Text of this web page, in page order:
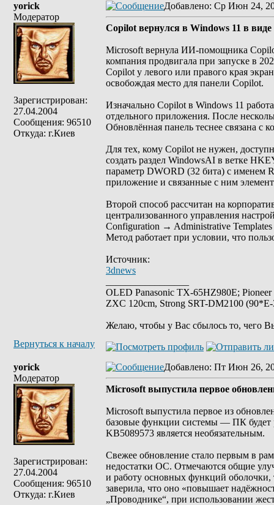
yorick
Модератор
Зарегистрирован:
27.04.2004
Сообщения: 96510
Откуда: г.Киев
Добавлено: Ср Июн 24,
Copilot вернулся в Windows 11 в
Microsoft вернула ИИ-помощника
компания продвигала при запуске в
Copilot у левого или правого края
освобождая место для панели Copilot.
Изначально Copilot в Windows 11
отдельного приложения. После
Обновлённая панель теснее связана
Для тех, кому Copilot не нужен,
создать раздел WindowsAI в ветке
параметр DWORD (32 бита) с именем
приложение и связанные с ним
Второй способ рассчитан на
централизованного управления
Configuration → Administrative
Метод работает при условии, что
Источник:
3dnews
OLED Panasonic TX-65HZ980E;
ZXC 120cm, Strong SRT-DM2100
Желаю, чтобы у Вас сбылось то, чего
Вернуться к началу
yorick
Модератор
Зарегистрирован:
27.04.2004
Сообщения: 96510
Откуда: г.Киев
Добавлено: Пт Июн 26,
Microsoft выпустила первое
Microsoft выпустила первое из
базовые функции системы — ПК будет
KB5089573 является необязательным.
Свежее обновление стало первым в
недостатки ОС. Отмечаются общие
и работу основных функций
заверила, что оно «повышает
„Проводнике“, при использовании